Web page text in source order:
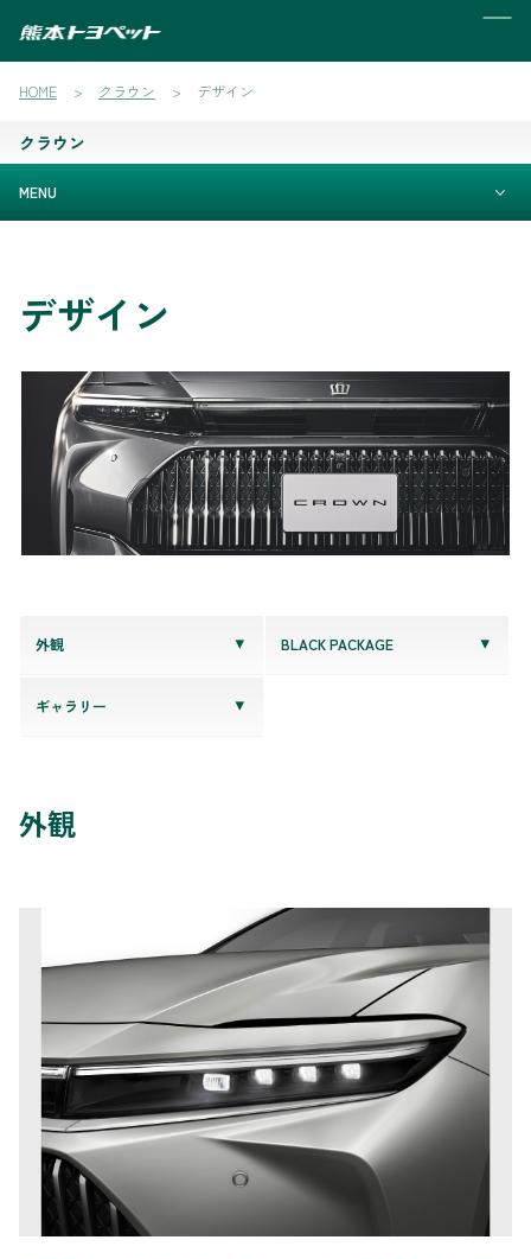
HOME クラウン デザイン
クラウン
MENU
デザイン
外観 BLACK PACKAGE
ギャラリー
外観